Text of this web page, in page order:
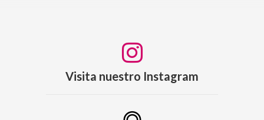
Visita nuestro Instagram